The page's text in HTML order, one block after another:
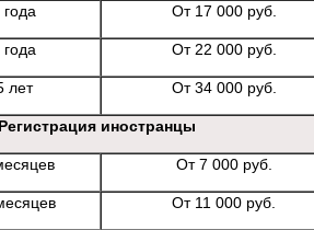
От 17 000 руб.
От 22 000 руб.
лет От 34 000 руб.
Регистрация иностранцы
От 7 000 руб.
От 11 000 руб.